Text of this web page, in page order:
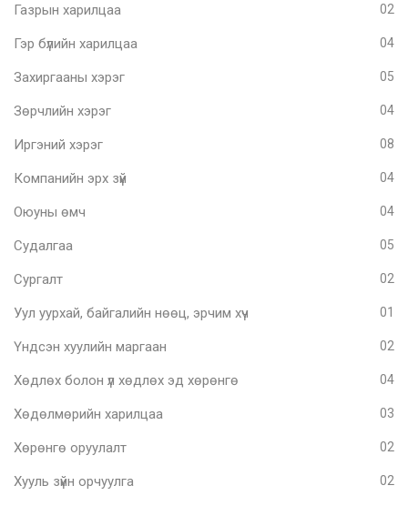
Газрын харилцаа 02
Гэр бүлийн харилцаа 04
Захиргааны хэрэг 05
Зөрчлийн хэрэг 04
Иргэний хэрэг 08
Компанийн эрх зүй 04
Оюуны өмч 04
Судалгаа 05
Сургалт 02
Уул уурхай, байгалийн нөөц, эрчим хүч 01
Үндсэн хуулийн маргаан 02
Хөдлөх болон үл хөдлөх эд хөрөнгө 04
Хөдөлмөрийн харилцаа 03
Хөрөнгө оруулалт 02
Хууль зүйн орчуулга 02